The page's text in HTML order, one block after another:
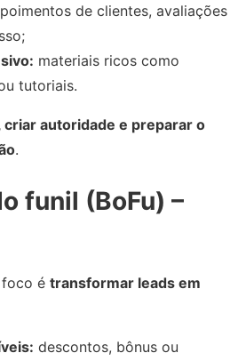
de clientes, avaliações
materiais ricos como
tutoriais.
criar autoridade e preparar o
.
funil (BoFu) –
é transformar leads em
descontos, bônus ou